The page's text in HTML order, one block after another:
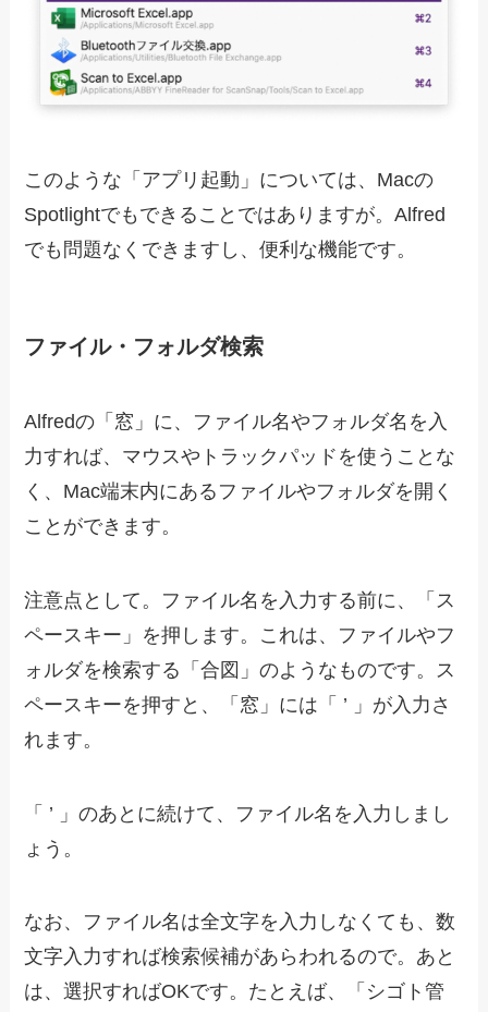
このような「アプリ起動」については、Macの
Spotlightでもできることではありますが。Alfred
でも問題なくできますし、便利な機能です。
ファイル・フォルダ検索
Alfredの「窓」に、ファイル名やフォルダ名を入
力すれば、マウスやトラックパッドを使うことな
く、Mac端末内にあるファイルやフォルダを開く
ことができます。
注意点として。ファイル名を入力する前に、「ス
ペースキー」を押します。これは、ファイルやフ
ォルダを検索する「合図」のようなものです。ス
ペースキーを押すと、「窓」には「 ’ 」が入力さ
れます。
「 ’ 」のあとに続けて、ファイル名を入力しまし
ょう。
なお、ファイル名は全文字を入力しなくても、数
文字入力すれば検索候補があらわれるので。あと
は、選択すればOKです。たとえば、「シゴト管